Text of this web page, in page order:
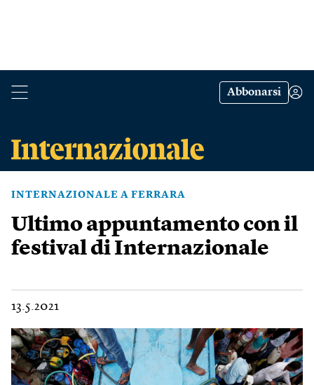
Abbonarsi
INTERNAZIONALE A FERRARA
Ultimo appuntamento con il
festival di Internazionale
13.5.2021